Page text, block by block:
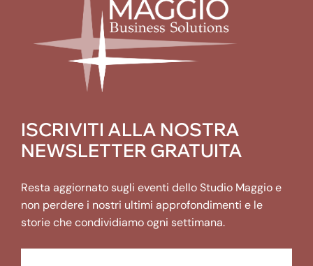
ISCRIVITI ALLA NOSTRA
NEWSLETTER GRATUITA
Resta aggiornato sugli eventi dello Studio Maggio e
non perdere i nostri ultimi approfondimenti e le
storie che condividiamo ogni settimana.